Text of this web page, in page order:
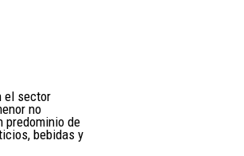
el sector
no
predominio de
bebidas y